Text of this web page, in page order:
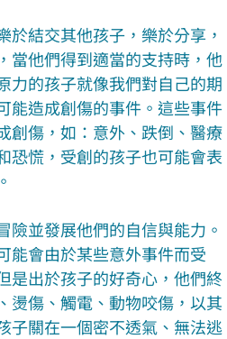
結交其他孩子，樂於分享，
當他們得到適當的支持時，他
力的孩子就像我們對自己的期
能造成創傷的事件。這些事件
創傷，如：意外、跌倒、醫療
恐慌，受創的孩子也可能會表
並發展他們的自信與能力。
能會由於某些意外事件而受
是出於孩子的好奇心，他們終
燙傷、觸電、動物咬傷，以其
子關在一個密不透氣、無法逃